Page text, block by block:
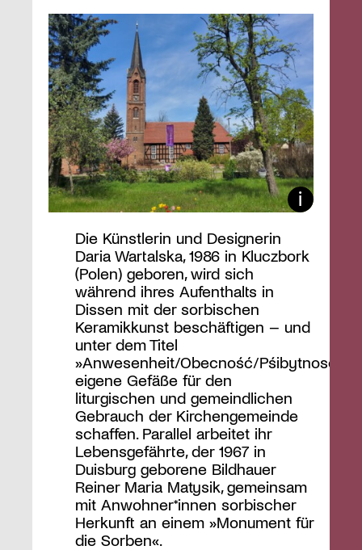
Die Künstlerin und Designerin
Daria Wartalska, 1986 in Kluczbork
(Polen) geboren, wird sich
während ihres Aufenthalts in
Dissen mit der sorbischen
Keramikkunst beschäftigen – und
unter dem Titel
»Anwesenheit/Obecność/Pśibytnosć«
eigene Gefäße für den
liturgischen und gemeindlichen
Gebrauch der Kirchengemeinde
schaffen. Parallel arbeitet ihr
Lebensgefährte, der 1967 in
Duisburg geborene Bildhauer
Reiner Maria Matysik, gemeinsam
mit Anwohner*innen sorbischer
Herkunft an einem »Monument für
die Sorben«.